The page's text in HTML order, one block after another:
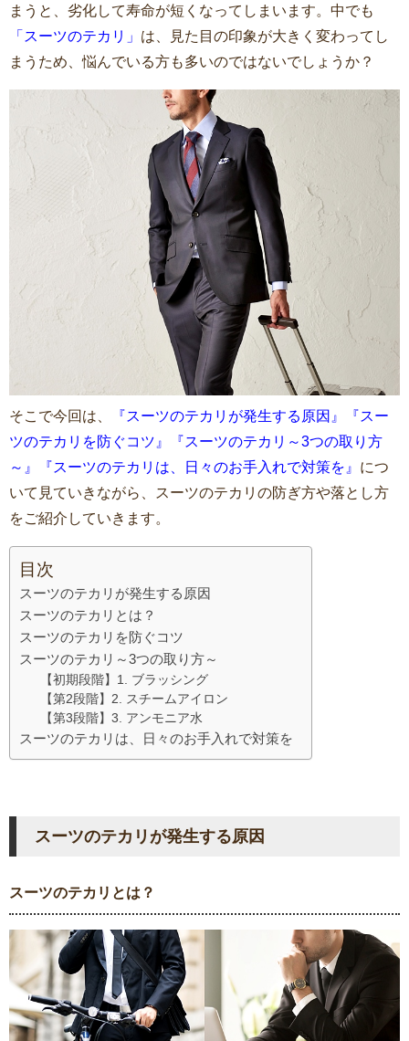
まうと、劣化して寿命が短くなってしまいます。中でも
「スーツのテカリ」 は、見た目の印象が大きく変わってし
まうため、悩んでいる方も多いのではないでしょうか？
そこで今回は、
『スーツのテカリが発生する原因』『スー
ツのテカリを防ぐコツ』『スーツのテカリ～3つの取り方
～』『スーツのテカリは、日々のお手入れで対策を』 につ
いて見ていきながら、スーツのテカリの防ぎ方や落とし方
をご紹介していきます。
目次
スーツのテカリが発生する原因
スーツのテカリとは？
スーツのテカリを防ぐコツ
スーツのテカリ～3つの取り方～
【初期段階】1. ブラッシング
【第2段階】2. スチームアイロン
【第3段階】3. アンモニア水
スーツのテカリは、日々のお手入れで対策を
スーツのテカリが発生する原因
スーツのテカリとは？